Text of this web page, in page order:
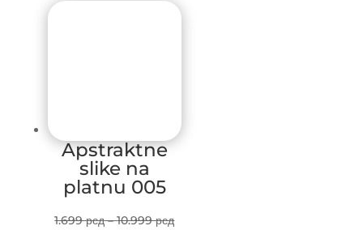
Apstraktne
slike na
platnu 005
1.699рсд – 10.999рсдPrice